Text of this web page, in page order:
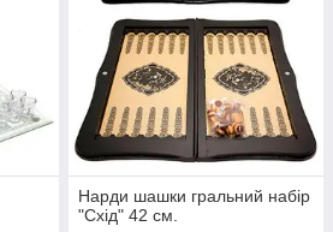
Нарди шашки гральний набір
"Схід" 42 см.